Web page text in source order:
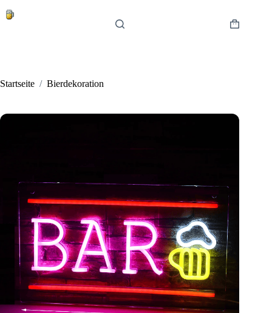
Inhalt
Warenkorb
Startseite / Bierdekoration